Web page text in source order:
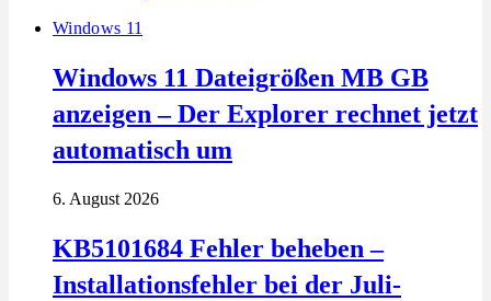
Windows 11
Windows 11 Dateigrößen MB GB
anzeigen – Der Explorer rechnet jetzt
automatisch um
6. August 2026
KB5101684 Fehler beheben –
Installationsfehler bei der Juli-